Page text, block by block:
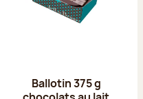
Ballotin 375 g